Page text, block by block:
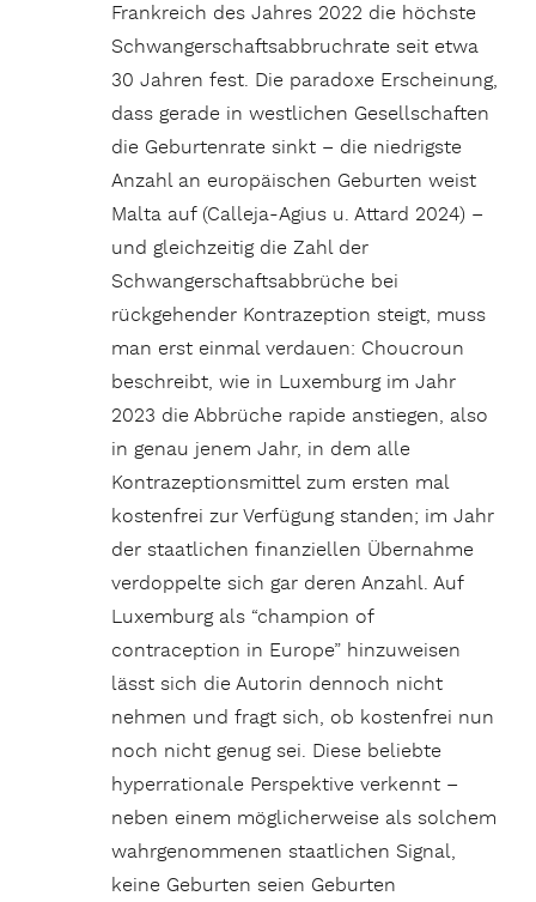
Frankreich des Jahres 2022 die höchste
Schwangerschaftsabbruchrate seit etwa
30 Jahren fest. Die paradoxe Erscheinung,
dass gerade in westlichen Gesellschaften
die Geburtenrate sinkt – die niedrigste
Anzahl an europäischen Geburten weist
Malta auf (Calleja-Agius u. Attard 2024) –
und gleichzeitig die Zahl der
Schwangerschaftsabbrüche bei
rückgehender Kontrazeption steigt, muss
man erst einmal verdauen: Choucroun
beschreibt, wie in Luxemburg im Jahr
2023 die Abbrüche rapide anstiegen, also
in genau jenem Jahr, in dem alle
Kontrazeptionsmittel zum ersten mal
kostenfrei zur Verfügung standen; im Jahr
der staatlichen finanziellen Übernahme
verdoppelte sich gar deren Anzahl. Auf
Luxemburg als “champion of
contraception in Europe” hinzuweisen
lässt sich die Autorin dennoch nicht
nehmen und fragt sich, ob kostenfrei nun
noch nicht genug sei. Diese beliebte
hyperrationale Perspektive verkennt –
neben einem möglicherweise als solchem
wahrgenommenen staatlichen Signal,
keine Geburten seien Geburten